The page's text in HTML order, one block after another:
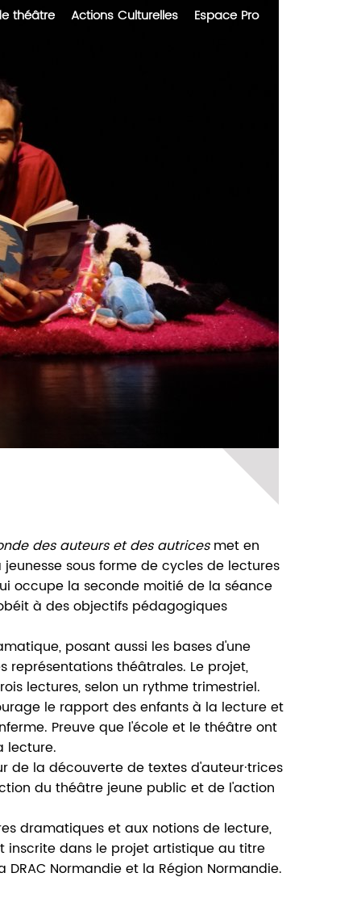
théâtre Actions Culturelles Espace Pro
des auteurs et des autricesmet en
sous forme de cycles de lectures
occupe la seconde moitié de la séance
à des objectifs pédagogiques
posant aussi les bases d'une
représentations théâtrales. Le projet,
lectures, selon un rythme trimestriel.
le rapport des enfants à la lecture et
Preuve que l'école et le théâtre ont
lecture.
la découverte de textes d'auteur·trices
du théâtre jeune public et de l'action
dramatiques et aux notions de lecture,
dans le projet artistique au titre
Normandie et la Région Normandie.